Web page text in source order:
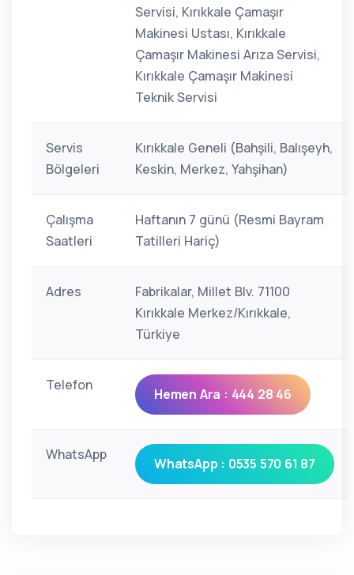
Servisi, Kırıkkale Çamaşır
Makinesi Ustası, Kırıkkale
Çamaşır Makinesi Arıza Servisi,
Kırıkkale Çamaşır Makinesi
Teknik Servisi
Servis
Bölgeleri
Kırıkkale Geneli (Bahşili, Balışeyh,
Keskin, Merkez, Yahşihan)
Çalışma
Saatleri
Haftanın 7 günü (Resmi Bayram
Tatilleri Hariç)
Adres
Fabrikalar, Millet Blv. 71100
Kırıkkale Merkez/Kırıkkale,
Türkiye
Telefon
Hemen Ara : 444 28 46
WhatsApp
WhatsApp : 0535 570 61 87